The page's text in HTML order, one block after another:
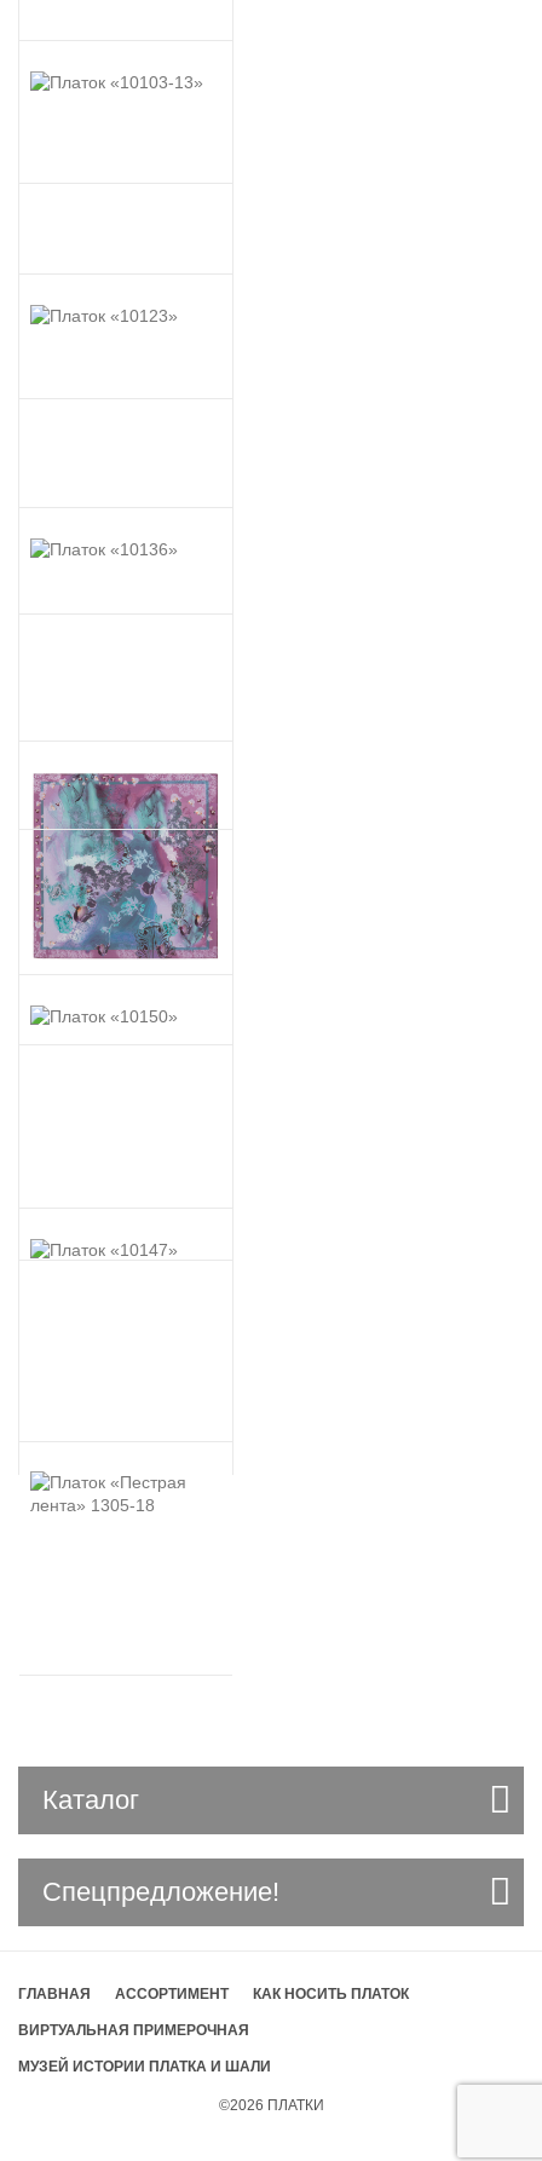
Каталог
Спецпредложение!
ГЛАВНАЯ АССОРТИМЕНТ КАК НОСИТЬ ПЛАТОК
ВИРТУАЛЬНАЯ ПРИМЕРОЧНАЯ
МУЗЕЙ ИСТОРИИ ПЛАТКА И ШАЛИ
©2026 ПЛАТКИ